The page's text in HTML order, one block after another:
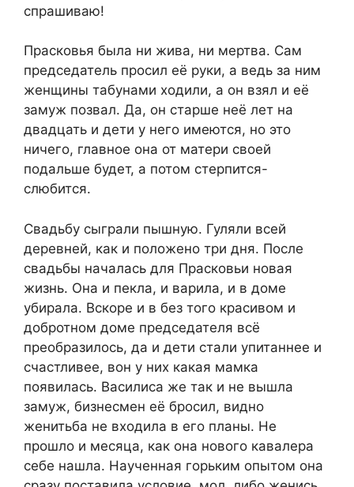
спрашиваю!
Прасковья была ни жива, ни мертва. Сам
председатель просил её руки, а ведь за ним
женщины табунами ходили, а он взял и её
замуж позвал. Да, он старше неё лет на
двадцать и дети у него имеются, но это
ничего, главное она от матери своей
подальше будет, а потом стерпится-
слюбится.
Свадьбу сыграли пышную. Гуляли всей
деревней, как и положено три дня. После
свадьбы началась для Прасковьи новая
жизнь. Она и пекла, и варила, и в доме
убирала. Вскоре и в без того красивом и
добротном доме председателя всё
преобразилось, да и дети стали упитаннее и
счастливее, вон у них какая мамка
появилась. Василиса же так и не вышла
замуж, бизнесмен её бросил, видно
женитьба не входила в его планы. Не
прошло и месяца, как она нового кавалера
себе нашла. Наученная горьким опытом она